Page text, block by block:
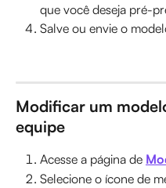
que você deseja pré-
Salve ou envie o
Modificar um
equipe
Acesse a página de
Selecione o ícone de